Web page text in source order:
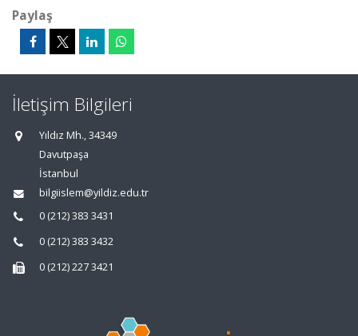
Paylaş
İletişim Bilgileri
Yıldız Mh., 34349
Davutpaşa
İstanbul
bilgiislem@yildiz.edu.tr
0 (212) 383 3431
0 (212) 383 3432
0 (212) 227 3421